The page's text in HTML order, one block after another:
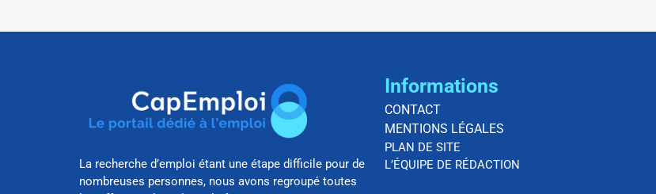
La recherche d’emploi étant une étape difficile pour de
nombreuses personnes, nous avons regroupé toutes
Informations
CONTACT
MENTIONS LÉGALES
PLAN DE SITE
L’ÉQUIPE DE RÉDACTION